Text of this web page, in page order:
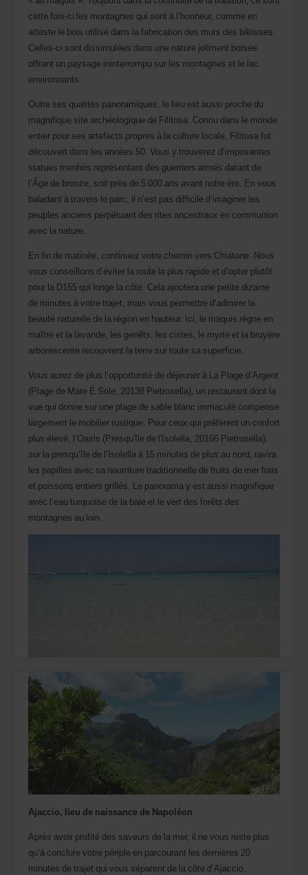
cette fois-ci les montagnes qui sont à l’honneur, comme en
atteste le bois utilisé dans la fabrication des murs des bâtisses.
Celles-ci sont dissimulées dans une nature joliment boisée
offrant un paysage ininterrompu sur les montagnes et le lac
environnants.
Outre ses qualités panoramiques, le lieu est aussi proche du
magnifique site archéologique de Filitosa. Connu dans le monde
entier pour ses artefacts propres à la culture locale, Filitosa fut
découvert dans les années 50. Vous y trouverez d’imposantes
statues menhirs représentant des guerriers armés datant de
l’Âge de bronze, soit près de 5 000 ans avant notre ère. En vous
baladant à travers le parc, il n’est pas difficile d’imaginer les
peuples anciens perpétuant des rites ancestraux en communion
avec la nature.
En fin de matinée, continuez votre chemin vers Chiatone. Nous
vous conseillons d’éviter la route la plus rapide et d’opter plutôt
pour la D155 qui longe la côte. Cela ajoutera une petite dizaine
de minutes à votre trajet, mais vous permettre d’admirer la
beauté naturelle de la région en hauteur. Ici, le maquis règne en
maître et la lavande, les genêts, les cistes, le myrte et la bruyère
arborescente recouvrent la terre sur toute sa superficie.
Vous aurez de plus l’opportunité de déjeuner à La Plage d’Argent
(Plage de Mare É Sole, 20138 Pietrosella), un restaurant dont la
vue qui donne sur une plage de sable blanc immaculé compense
largement le mobilier rustique. Pour ceux qui préfèrent un confort
plus élevé, l’Oasis (Presqu'île de l'Isolella, 20166 Pietrosella),
sur la presqu’île de l’Isolella à 15 minutes de plus au nord, ravira
les papilles avec sa nourriture traditionnelle de fruits de mer frais
et poissons entiers grillés. Le panorama y est aussi magnifique
avec l’eau turquoise de la baie et le vert des forêts des
montagnes au loin.
Ajaccio, lieu de naissance de Napoléon
Après avoir profité des saveurs de la mer, il ne vous reste plus
qu’à conclure votre périple en parcourant les dernières 20
minutes de trajet qui vous séparent de la côte d’Ajaccio.